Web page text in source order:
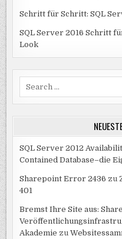
Schritt für Schritt: SQL
SQL Server 2016 Schritt
Look
SQL Server 2012
Contained Database–die
Sharepoint Error 2436 zu
401
Bremst Ihre Site aus:
Akademie zu